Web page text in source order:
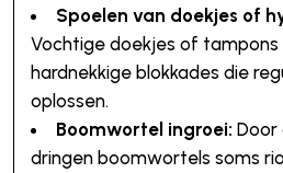
Spoelen van doekjes of
Vochtige doekjes of tampons
hardnekkige blokkades die
oplossen.
Boomwortel ingroei: Door
dringen boomwortels soms